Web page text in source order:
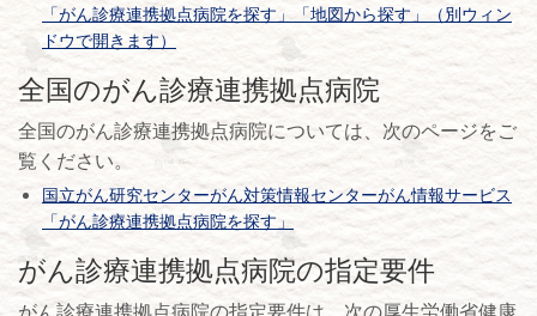
「がん診療連携拠点病院を探す」「地図から探す」（別ウィン
ドウで開きます）
全国のがん診療連携拠点病院
全国のがん診療連携拠点病院については、次のページをご
覧ください。
国立がん研究センターがん対策情報センターがん情報サービス
「がん診療連携拠点病院を探す」
がん診療連携拠点病院の指定要件
がん診療連携拠点病院の指定要件は、次の厚生労働省健康